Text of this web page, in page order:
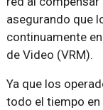
asegurando que
continuamente
de Video (VRM).
Ya que los
todo el tiempo